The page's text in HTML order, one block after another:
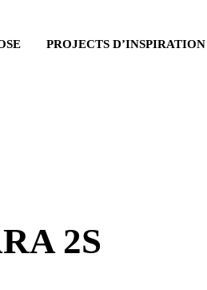
PROJECTS D’INSPIRATION
2S